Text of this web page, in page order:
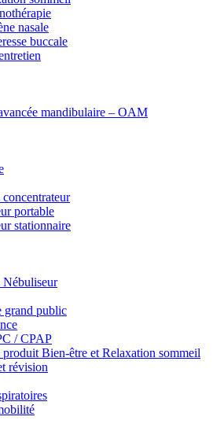
nasale
buccale
mandibulaire – OAM
portable
stationnaire
Nébuliseur
grand public
/ CPAP
Bien-être et Relaxation sommeil
révision